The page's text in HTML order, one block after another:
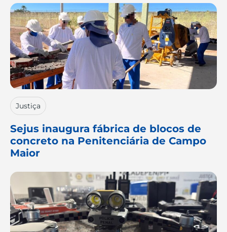
Justiça
Sejus inaugura fábrica de blocos de
concreto na Penitenciária de Campo
Maior